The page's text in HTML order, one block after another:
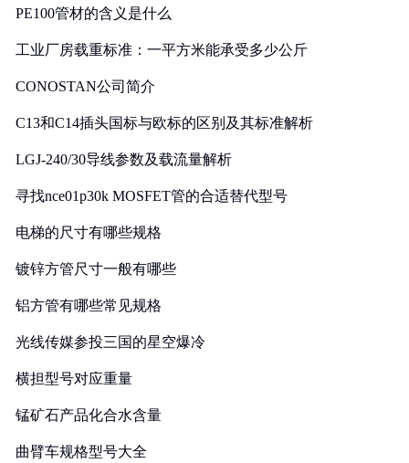
PE100管材的含义是什么
工业厂房载重标准：一平方米能承受多少公斤
CONOSTAN公司简介
C13和C14插头国标与欧标的区别及其标准解析
LGJ-240/30导线参数及载流量解析
寻找nce01p30k MOSFET管的合适替代型号
电梯的尺寸有哪些规格
镀锌方管尺寸一般有哪些
铝方管有哪些常见规格
光线传媒参投三国的星空爆冷
横担型号对应重量
锰矿石产品化合水含量
曲臂车规格型号大全